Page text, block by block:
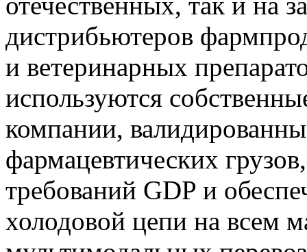
дистрибьютеров
и ветеринарных
используются
компании,
фармацевтических
требований GDP и
холодовой цепи на всем